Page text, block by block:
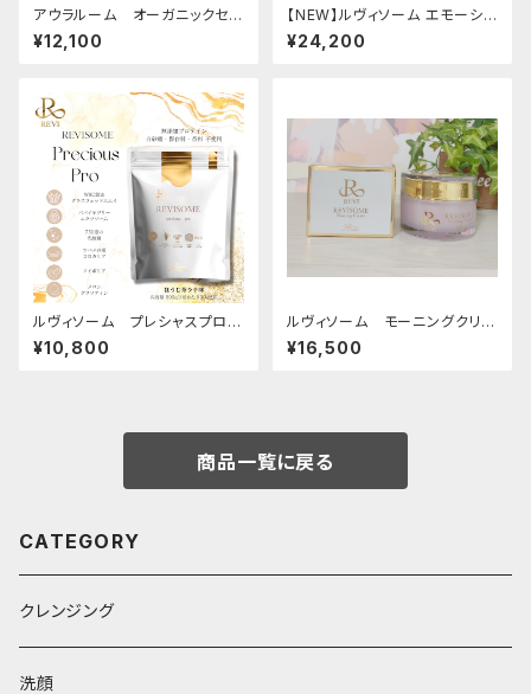
アウラルーム オーガニックセラ
ム
¥12,100
【NEW】ルヴィソーム エモーショ
ナルマスク（高濃度炭酸ガスパッ
ク）
¥24,200
ルヴィソーム プレシャスプロ
（プロテイン）ほうじ茶ラテ/抹茶
ラテ
¥10,800
ルヴィソーム モーニングクリー
ム
¥16,500
商品一覧に戻る
CATEGORY
クレンジング
洗顔